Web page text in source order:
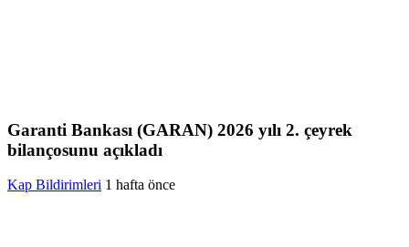
Garanti Bankası (GARAN) 2026 yılı 2. çeyrek
bilançosunu açıkladı
Kap Bildirimleri 1 hafta önce